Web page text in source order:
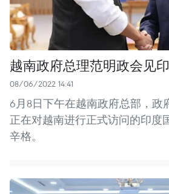
越南政府总理范明政会见
08/06/2022 14:41
6月8日下午在越南政府总部，政
正在对越南进行正式访问的印度
辛格。